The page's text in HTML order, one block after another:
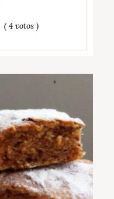
( 4 votos )